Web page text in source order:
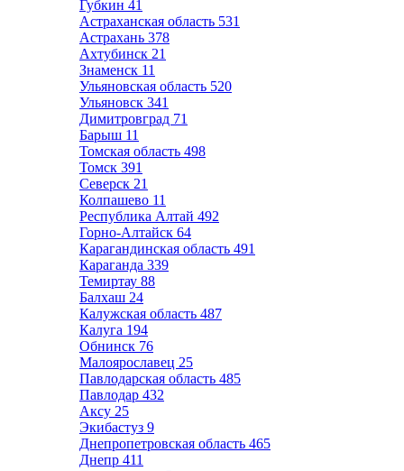
Губкин 41
Астраханская область 531
Астрахань 378
Ахтубинск 21
Знаменск 11
Ульяновская область 520
Ульяновск 341
Димитровград 71
Барыш 11
Томская область 498
Томск 391
Северск 21
Колпашево 11
Республика Алтай 492
Горно-Алтайск 64
Карагандинская область 491
Караганда 339
Темиртау 88
Балхаш 24
Калужская область 487
Калуга 194
Обнинск 76
Малоярославец 25
Павлодарская область 485
Павлодар 432
Аксу 25
Экибастуз 9
Днепропетровская область 465
Днепр 411